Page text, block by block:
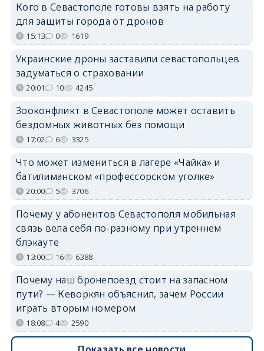
Кого в Севастополе готовы взять на работу
для защиты города от дронов
15:13 0 1619
Украинские дроны заставили севастопольцев
задуматься о страховании
20:01 10 4245
Зооконфликт в Севастополе может оставить
бездомных животных без помощи
17:02 6 3325
Что может измениться в лагере «Чайка» и
батилиманском «профессорском уголке»
20:00 5 3706
Почему у абонентов Севастополя мобильная
связь вела себя по-разному при утреннем
блэкауте
13:00 16 6388
Почему наш бронепоезд стоит на запасном
пути? — Кеворкян объяснил, зачем России
играть вторым номером
18:08 4 2590